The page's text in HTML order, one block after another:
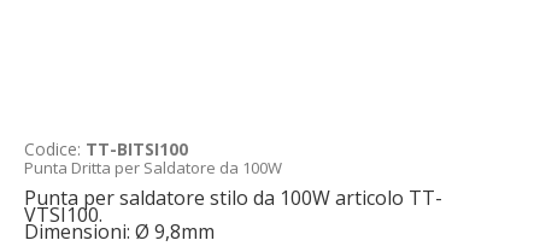
Codice: TT-BITSI100
Punta Dritta per Saldatore da 100W
Punta per saldatore stilo da 100W articolo TT-
VTSI100.
Dimensioni: Ø 9,8mm